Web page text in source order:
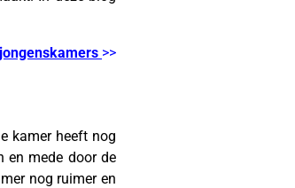
>>
kamer heeft nog
en mede door de
nog ruimer en